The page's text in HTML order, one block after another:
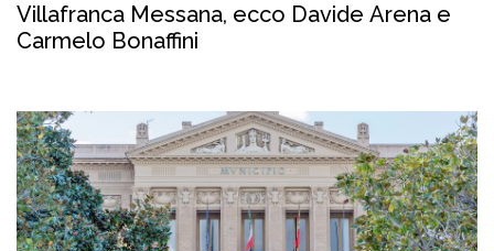
Villafranca Messana, ecco Davide Arena e
Carmelo Bonaffini